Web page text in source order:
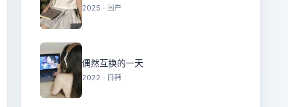
2025 · 国产
偶然互换的一天
2022 · 日韩